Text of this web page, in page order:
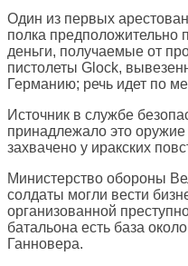
Один из первых
полка предположительно
деньги, получаемые от
пистолеты Glock,
Германию; речь идет по
Источник в службе
принадлежало это
захвачено у иракских
Министерство обороны
солдаты могли вести
организованной
батальона есть база
Ганновера.